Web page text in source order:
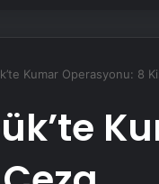
Kumar Operasyonu: 8